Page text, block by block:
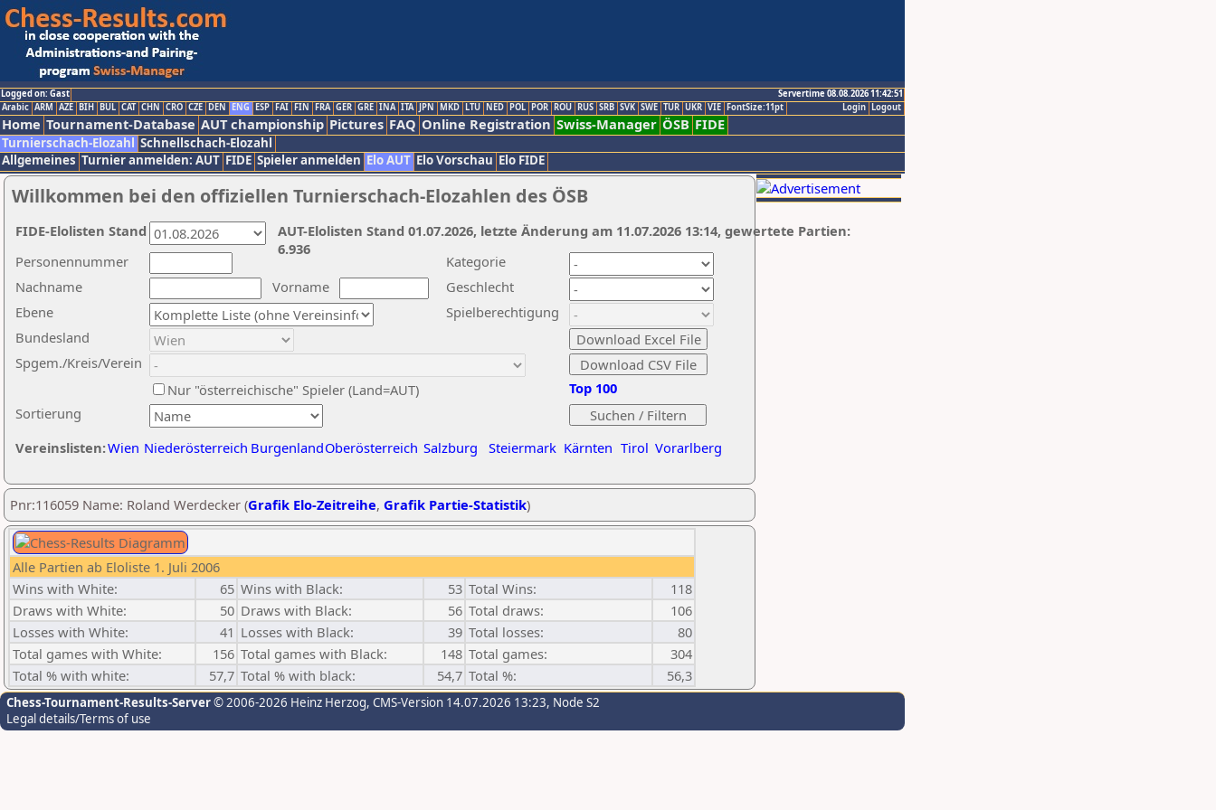
Logged on: Gast
Servertime 08.08.2026 11:42:51
Logout
Login
Arabic ARM AZE BIH BUL CAT CHN CRO CZE DEN ENG ESP FAI FIN FRA GER GRE INA ITA JPN MKD LTU NED POL POR ROU RUS SRB SVK SWE TUR UKR VIE FontSize:11pt
Home Tournament-Database AUT championship Pictures FAQ Online Registration Swiss-Manager ÖSB FIDE
Turnierschach-Elozahl Schnellschach-Elozahl
Allgemeines Turnier anmelden: AUT FIDE Spieler anmelden Elo AUT Elo Vorschau Elo FIDE
Willkommen bei den offiziellen Turnierschach-Elozahlen des ÖSB
Nachname
Vorname
Ebene
Kategorie
Sortierung
Personennummer
Bundesland
Spgem./Kreis/Verein
Geschlecht
Nur "österreichische" Spieler (Land=AUT)
Spielberechtigung
Vereinslisten:Wien Niederösterreich BurgenlandOberösterreich Salzburg Steiermark Kärnten Tirol Vorarlberg
Top 100
AUT-Elolisten Stand 01.07.2026, letzte Änderung am 11.07.2026 13:14, gewertete Partien:
6.936
FIDE-Elolisten Stand
Pnr:116059 Name: Roland Werdecker (Grafik Elo-Zeitreihe, Grafik Partie-Statistik)
Alle Partien ab Eloliste 1. Juli 2006
Wins with White:
65 Wins with Black: 53 Total Wins:
118
Draws with White:
50 Draws with Black: 56 Total draws:
106
Losses with White:
41 Losses with Black: 39 Total losses:
80
Total games with White:
156 Total games with Black: 148 Total games:
304
Total % with white:
57,7 Total % with black: 54,7 Total %: 56,3
Chess-Tournament-Results-Server© 2006-2026 Heinz Herzog, CMS-Version 14.07.2026 13:23, Node S2
Legal details/Terms of use